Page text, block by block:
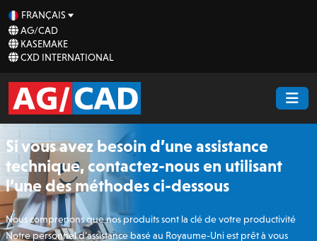
FRANÇAIS
AG/CAD
KASEMAKE
CXD INTERNATIONAL
Si vous avez besoin d’une assistance
technique, contactez-nous en utilisant
l’une des méthodes ci-dessous
Nous comprenons que nos produits sont la clé de votre productivité
Notre personnel d’assistance basé au Royaume-Uni est prêt à vous